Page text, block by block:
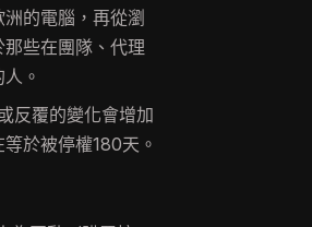
的電腦，再從瀏
些在團隊、代理
。
反覆的變化會增加
於被停權180天。